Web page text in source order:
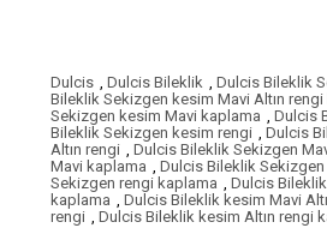
Dulcis , Dulcis Bileklik , Dulcis Bileklik
Bileklik Sekizgen kesim Mavi Altın
Sekizgen kesim Mavi kaplama , Dulcis
Bileklik Sekizgen kesim rengi , Dulcis
Altın rengi , Dulcis Bileklik Sekizgen
Mavi kaplama , Dulcis Bileklik Sekizgen
Sekizgen rengi kaplama , Dulcis
kaplama , Dulcis Bileklik kesim Mavi
rengi , Dulcis Bileklik kesim Altın rengi